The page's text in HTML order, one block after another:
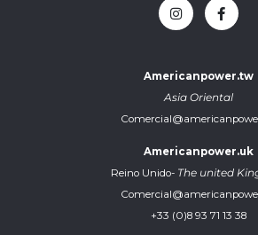
Americanpower.tw
Asia Oriental
Americanpower.uk
Reino Unido- The united
+33 (0)8 93 71 13 38